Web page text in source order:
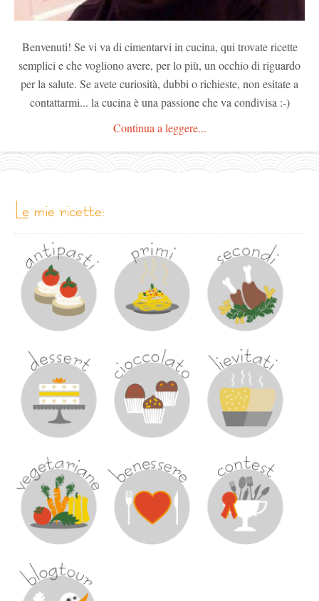
Benvenuti! Se vi va di cimentarvi in cucina, qui trovate ricette
semplici e che vogliono avere, per lo più, un occhio di riguardo
per la salute. Se avete curiosità, dubbi o richieste, non esitate a
contattarmi... la cucina è una passione che va condivisa :-)
Continua a leggere...
le mie ricette: